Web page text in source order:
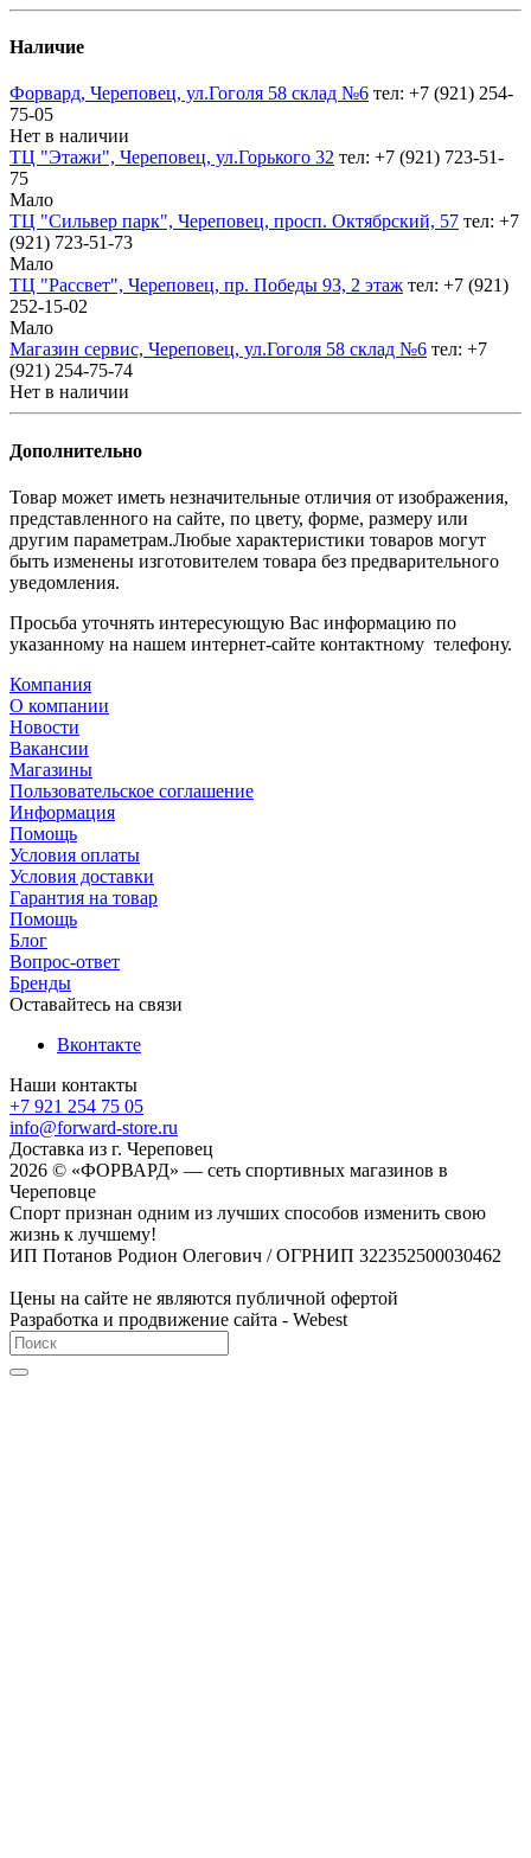
Наличие
Форвард, Череповец, ул.Гоголя 58 склад №6 тел: +7 (921) 254-
75-05
Нет в наличии
ТЦ "Этажи", Череповец, ул.Горького 32 тел: +7 (921) 723-51-
75
Мало
ТЦ "Сильвер парк", Череповец, просп. Октябрский, 57 тел: +7
(921) 723-51-73
Мало
ТЦ "Рассвет", Череповец, пр. Победы 93, 2 этаж тел: +7 (921)
252-15-02
Мало
Магазин сервис, Череповец, ул.Гоголя 58 склад №6 тел: +7
(921) 254-75-74
Нет в наличии
Дополнительно
Товар может иметь незначительные отличия от изображения,
представленного на сайте, по цвету, форме, размеру или
другим параметрам.Любые характеристики товаров могут
быть изменены изготовителем товара без предварительного
уведомления.
Просьба уточнять интересующую Вас информацию по
указанному на нашем интернет-сайте контактному телефону.
Компания
О компании
Новости
Вакансии
Магазины
Пользовательское соглашение
Информация
Помощь
Условия оплаты
Условия доставки
Гарантия на товар
Помощь
Блог
Вопрос-ответ
Бренды
Оставайтесь на связи
Вконтакте
Наши контакты
+7 921 254 75 05
info@forward-store.ru
Доставка из г. Череповец
2026 © «ФОРВАРД» — сеть спортивных магазинов в
Череповце
Спорт признан одним из лучших способов изменить свою
жизнь к лучшему!
ИП Потанов Родион Олегович / ОГРНИП 322352500030462
Цены на сайте не являются публичной офертой
Разработка и продвижение сайта - Webest